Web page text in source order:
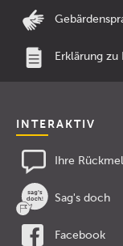
Erklärung
INTERAKTIV
Ihre
Sag's doch
Facebook